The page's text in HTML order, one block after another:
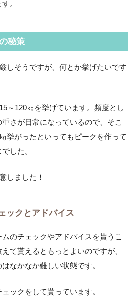
。
秘策
しそうですが、何とか挙げたいです
～120㎏を挙げています。頻度とし
さが日常になっているので、そこ
挙がったといってもピークを作って
した。
しました！
クとアドバイス
ムのチェックやアドバイスを貰うこ
て貰えるともっとよいのですが、
なかなか難しい状態です。
ックをして貰っています。